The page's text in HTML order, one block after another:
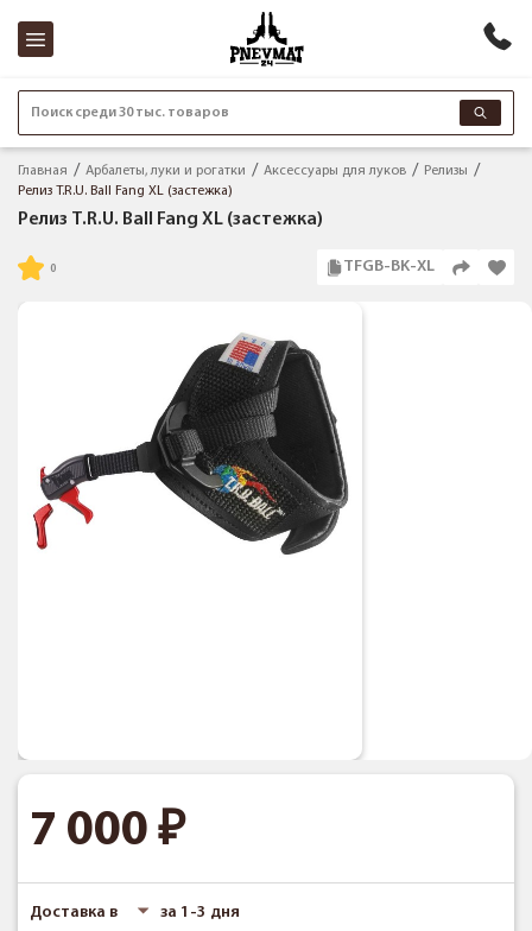
Поиск среди 30 тыс. товаров
Главная Арбалеты, луки и рогатки Аксессуары для луков
Релизы
Релиз T.R.U. Ball Fang XL (застежка)
Релиз T.R.U. Ball Fang XL (застежка)
TFGB-BK-XL
7 000
Доставка в за 1-3 дня